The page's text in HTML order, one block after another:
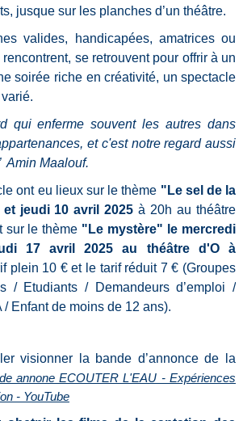
jusque sur les planches d’un théâtre.
valides, handicapées, amatrices ou
se retrouvent pour offrir à un
soirée riche en créativité, un spectacle
qui enferme souvent les autres dans
et c'est notre regard aussi
Amin Maalouf.
ont eu lieux sur le thème "Le sel de la
jeudi 10 avril 2025 à 20h au théâtre
sur le thème "Le mystère" le mercredi
17 avril 2025 au théâtre d'O à
plein 10 € et le tarif réduit 7 € (Groupes
/ Etudiants / Demandeurs d’emploi /
Enfant de moins de 12 ans).
visionner la bande d’annonce de la
annone ECOUTER L'EAU - Expériences
- YouTube